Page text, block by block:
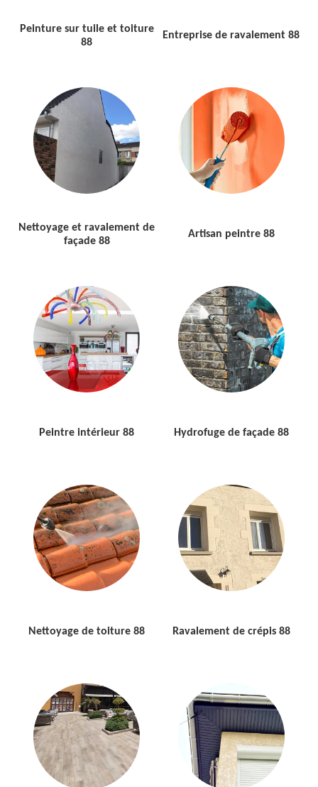
Peinture sur tuile et toiture
88
Entreprise de ravalement 88
Nettoyage et ravalement de
façade 88
Artisan peintre 88
Peintre intérieur 88 Hydrofuge de façade 88
Nettoyage de toiture 88 Ravalement de crépis 88